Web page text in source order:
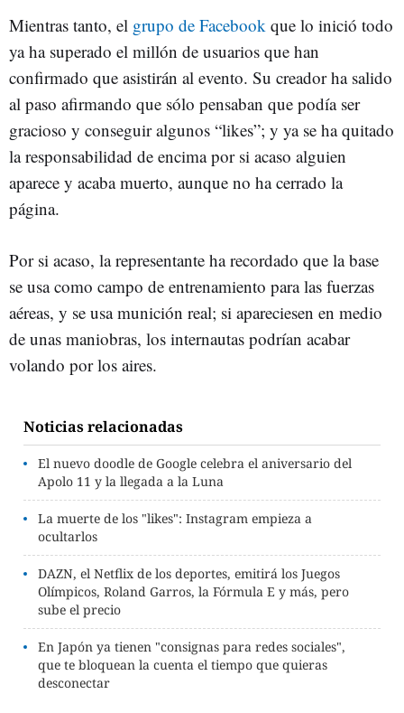
Mientras tanto, el grupo de Facebook que lo inició todo
ya ha superado el millón de usuarios que han
confirmado que asistirán al evento. Su creador ha salido
al paso afirmando que sólo pensaban que podía ser
gracioso y conseguir algunos “likes”; y ya se ha quitado
la responsabilidad de encima por si acaso alguien
aparece y acaba muerto, aunque no ha cerrado la
página.
Por si acaso, la representante ha recordado que la base
se usa como campo de entrenamiento para las fuerzas
aéreas, y se usa munición real; si apareciesen en medio
de unas maniobras, los internautas podrían acabar
volando por los aires.
Noticias relacionadas
El nuevo doodle de Google celebra el aniversario del
Apolo 11 y la llegada a la Luna
La muerte de los "likes": Instagram empieza a
ocultarlos
DAZN, el Netflix de los deportes, emitirá los Juegos
Olímpicos, Roland Garros, la Fórmula E y más, pero
sube el precio
En Japón ya tienen "consignas para redes sociales",
que te bloquean la cuenta el tiempo que quieras
desconectar